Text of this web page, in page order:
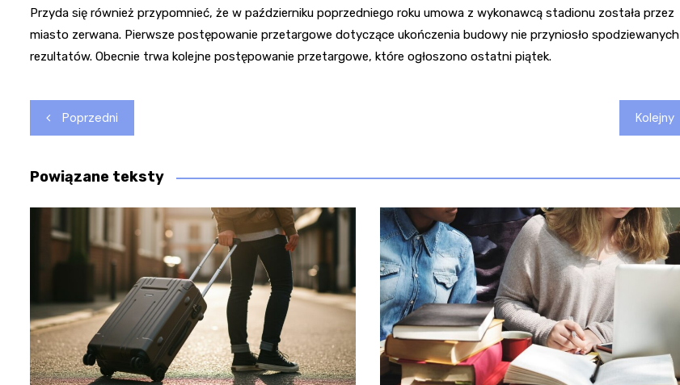
Przyda się również przypomnieć, że w październiku poprzedniego roku umowa z wykonawcą stadionu została przez
miasto zerwana. Pierwsze postępowanie przetargowe dotyczące ukończenia budowy nie przyniosło spodziewanych
rezultatów. Obecnie trwa kolejne postępowanie przetargowe, które ogłoszono ostatni piątek.
Nawigacja
wpisu
Poprzedni Kolejny
Powiązane teksty